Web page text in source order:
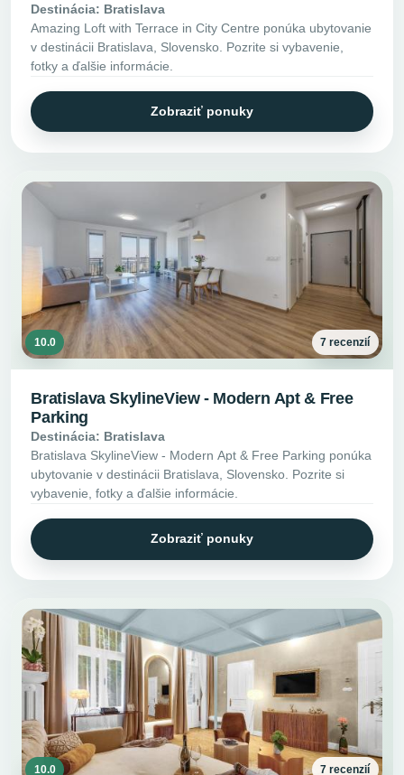
Destinácia: Bratislava
Amazing Loft with Terrace in City Centre ponúka ubytovanie
v destinácii Bratislava, Slovensko. Pozrite si vybavenie,
fotky a ďalšie informácie.
Zobraziť ponuky
10.0 7 recenzií
Bratislava SkylineView - Modern Apt & Free
Parking
Destinácia: Bratislava
Bratislava SkylineView - Modern Apt & Free Parking ponúka
ubytovanie v destinácii Bratislava, Slovensko. Pozrite si
vybavenie, fotky a ďalšie informácie.
Zobraziť ponuky
10.0 7 recenzií